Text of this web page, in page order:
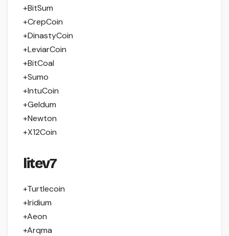
+BitSum
+CrepCoin
+DinastyCoin
+LeviarCoin
+BitCoal
+Sumo
+IntuCoin
+Geldum
+Newton
+X12Coin
litev7
+Turtlecoin
+Iridium
+Aeon
+Arqma